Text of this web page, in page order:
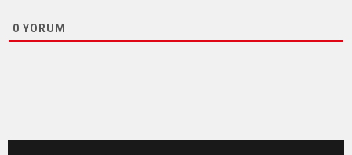
0 YORUM